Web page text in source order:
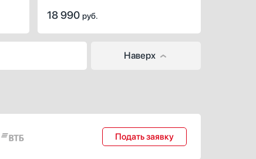
18 990 руб.
Наверх
Подать заявку